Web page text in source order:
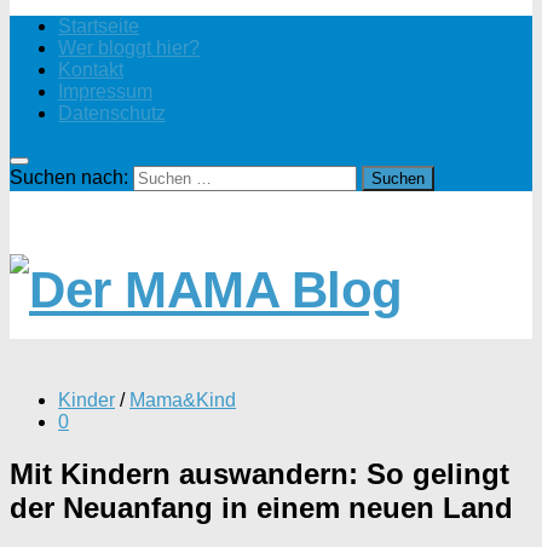
Startseite
Wer bloggt hier?
Kontakt
Impressum
Datenschutz
Suchen nach:
Kinder / Mama&Kind
0
Mit Kindern auswandern: So gelingt
der Neuanfang in einem neuen Land